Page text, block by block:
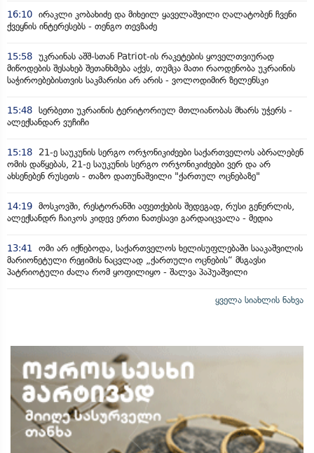
16:10 ირაკლი კობახიძე და მიხეილ ყაველაშვილი ღალატობენ ჩვენი
ქვეყნის ინტერესებს - თენგო თევზაძე
15:58 უკრაინას აშშ-სთან Patriot-ის რაკეტების ყოველთვიურად
მიწოდების შესახებ შეთანხმება აქვს, თუმცა მათი რაოდენობა უკრაინის
საჭიროებებისთვის საკმარისი არ არის - ვოლოდიმირ ზელენსკი
15:48 სერბეთი უკრაინის ტერიტორიულ მთლიანობას მხარს უჭერს -
ალექსანდარ ვუჩიჩი
15:18
21-ე საუკუნის სერგო ორჯონიკიძეები საქართველოს აბრალებენ
ომის დაწყებას, 21-ე საუკუნის სერგო ორჯონიკიძეები ვერ და არ
ახსენებენ რუსეთს - თაზო დათუნაშვილი "ქართულ ოცნებაზე"
14:19 მოსკოვში, რესტორანში აფეთქების შედეგად, რუსი გენერლის,
ალექსანდრ ჩაიკოს კიდევ ერთი ნათესავი გარდაიცვალა - მედია
13:41 ომი არ იქნებოდა, საქართველოს ხელისუფლებაში სააკაშვილის
მარიონეტული რეჟიმის ნაცვლად „ქართული ოცნების“ მსგავსი
პატრიოტული ძალა რომ ყოფილიყო - შალვა პაპუაშვილი
ყველა სიახლის ნახვა